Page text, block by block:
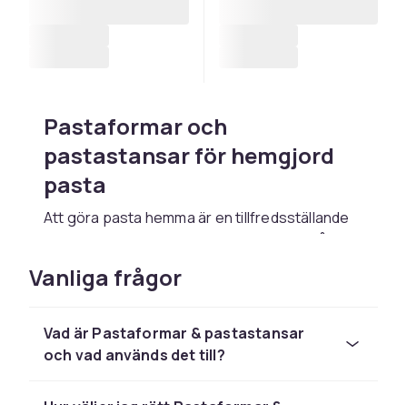
Pastaformar och
pastastansar för hemgjord
pasta
Att göra pasta hemma är en tillfredsställande
matlagningsupplevelse och resultatet slår all
hjälper dig att skapa perfekta tortellini, ravioli
och professionellt utseende. Hos CDON hittar
du pastastansar och ravioliformar i rostfritt
Vanliga frågor
Vad är Pastaformar & pastastansar
och vad används det till?